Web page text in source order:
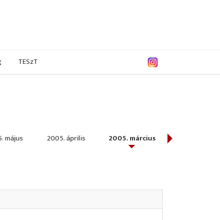
TESzT
május 2005. április 2005. március 2005. február